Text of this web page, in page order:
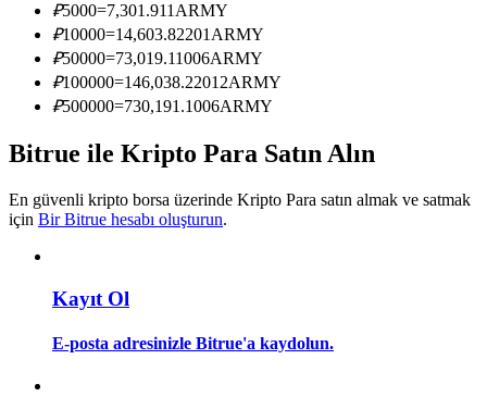
Bilgi
Ticaret bilgileri vb. dahil olmak üzere büyük veri analizi.
₽5000=7,301.911 ARMY
₽10000=14,603.82201 ARMY
₽50000=73,019.11006ARMY
₽100000=146,038.22012ARMY
₽500000=730,191.1006ARMY
Bitrue ile Kripto Para Satın Alın
En güvenli kripto borsa üzerinde Kripto Para satın almak ve satmak
için Bir Bitrue hesabı oluşturun.
Kayıt Ol
E-posta adresinizle Bitrue'a kaydolun.